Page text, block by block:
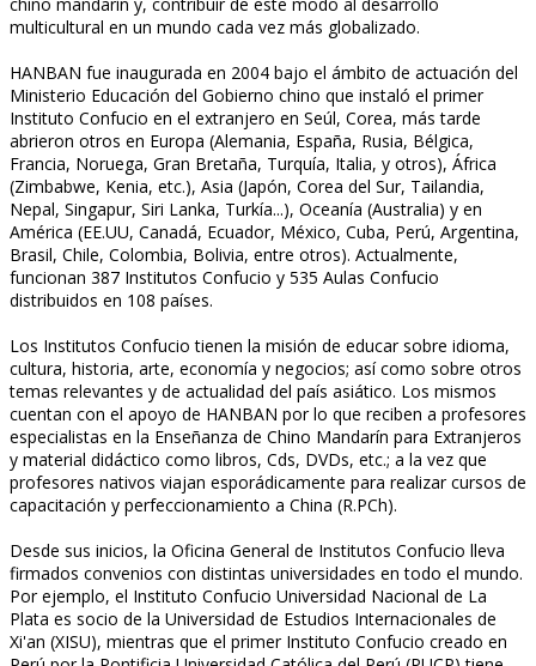
multicultural en un mundo cada vez más globalizado.
HANBAN fue inaugurada en 2004 bajo el ámbito de actuación del
Ministerio Educación del Gobierno chino que instaló el primer
Instituto Confucio en el extranjero en Seúl, Corea, más tarde
abrieron otros en Europa (Alemania, España, Rusia, Bélgica,
Francia, Noruega, Gran Bretaña, Turquía, Italia, y otros), África
(Zimbabwe, Kenia, etc.), Asia (Japón, Corea del Sur, Tailandia,
Nepal, Singapur, Siri Lanka, Turkía...), Oceanía (Australia) y en
América (EE.UU, Canadá, Ecuador, México, Cuba, Perú, Argentina,
Brasil, Chile, Colombia, Bolivia, entre otros). Actualmente,
funcionan 387 Institutos Confucio y 535 Aulas Confucio
distribuidos en 108 países.
Los Institutos Confucio tienen la misión de educar sobre idioma,
cultura, historia, arte, economía y negocios; así como sobre otros
temas relevantes y de actualidad del país asiático. Los mismos
cuentan con el apoyo de HANBAN por lo que reciben a profesores
especialistas en la Enseñanza de Chino Mandarín para Extranjeros
y material didáctico como libros, Cds, DVDs, etc.; a la vez que
profesores nativos viajan esporádicamente para realizar cursos de
capacitación y perfeccionamiento a China (R.PCh).
Desde sus inicios, la Oficina General de Institutos Confucio lleva
firmados convenios con distintas universidades en todo el mundo.
Por ejemplo, el Instituto Confucio Universidad Nacional de La
Plata es socio de la Universidad de Estudios Internacionales de
Xi'an (XISU), mientras que el primer Instituto Confucio creado en